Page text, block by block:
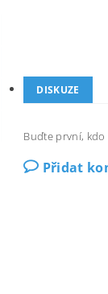
DISKUZE
Buďte první,
Přidat